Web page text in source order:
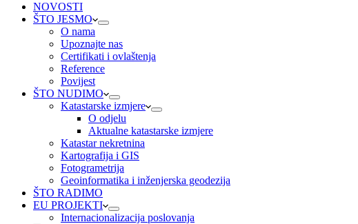
NOVOSTI
ŠTO JESMO
O nama
Upoznajte nas
Certifikati i ovlaštenja
Reference
Povijest
ŠTO NUDIMO
Katastarske izmjere
O odjelu
Aktualne katastarske izmjere
Katastar nekretnina
Kartografija i GIS
Fotogrametrija
Geoinformatika i inženjerska geodezija
ŠTO RADIMO
EU PROJEKTI
Internacionalizacija poslovanja